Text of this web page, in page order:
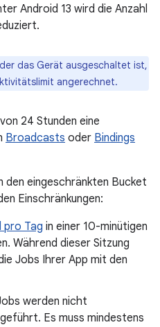
Android 13 wird die Anzahl
das Gerät ausgeschaltet ist,
angerechnet.
24 Stunden eine
Broadcasts oder Bindings
den eingeschränkten Bucket
Einschränkungen:
pro Tag in einer 10-minütigen
Während dieser Sitzung
Jobs Ihrer App mit den
werden nicht
Es muss mindestens